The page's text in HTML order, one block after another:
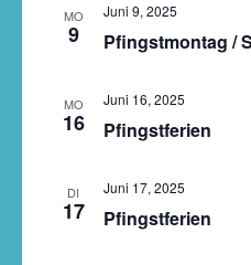
MO
9
Juni 9, 2025
Pfingstmontag /
MO
16
Juni 16, 2025
Pfingstferien
DI
17
Juni 17, 2025
Pfingstferien